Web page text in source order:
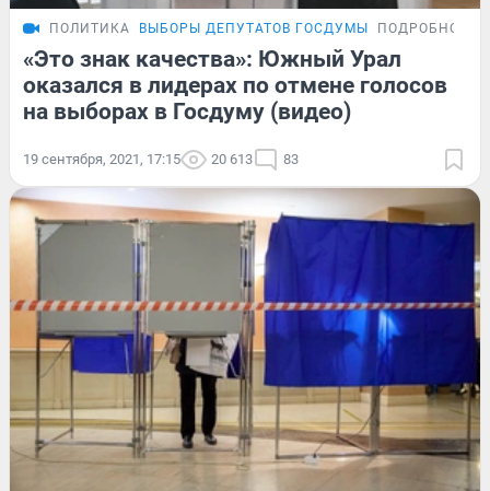
ПОЛИТИКА ВЫБОРЫ ДЕПУТАТОВ ГОСДУМЫ ПОДРОБНОСТИ
«Это знак качества»: Южный Урал
оказался в лидерах по отмене голосов
на выборах в Госдуму (видео)
19 сентября, 2021, 17:15 20 613 83